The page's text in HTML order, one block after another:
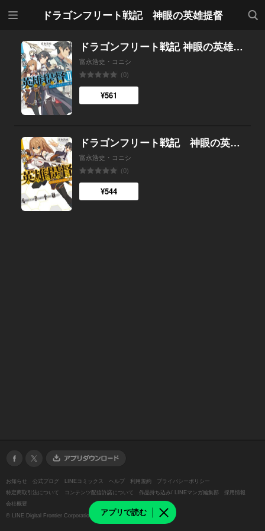
ドラゴンフリート戦記 神眼の英雄提督
検索
アプリで読む
ドラゴンフリート戦記 神眼の英雄提督II
富永浩史・コニシ
(0)
¥561
ドラゴンフリート戦記 神眼の英雄提督
富永浩史・コニシ
(0)
¥544
お知らせ 公式ブログ LINEコミックス ヘルプ 利用規約
プライバシーポリシー
特定商取引法について
コンテンツ配信許諾について 作品持ち込み/ LINEマンガ編集部
採用情報
会社概要
© LINE Digital Frontier Corporation